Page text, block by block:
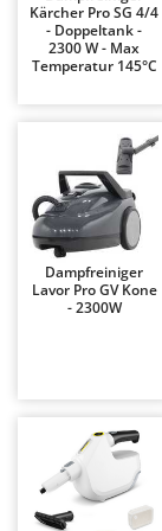
Bürsten
E
Erdbohrer
Fleischwolf
Barbieri
Batavia
Berkel
Bernardi
Bertolini
Besser
Bestway
BlackStone
Blue Bird
Bomet
Kärcher Pro SG 4/4
- Doppeltank -
2300 W - Max
Temperatur 145°C
Dampfreiniger
Lavor Pro GV Kone
- 2300W